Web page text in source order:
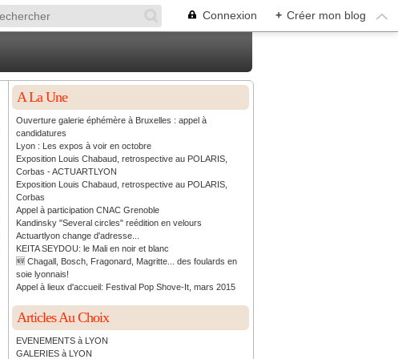
Connexion + Créer mon blog
A La Une
Ouverture galerie éphémère à Bruxelles : appel à
candidatures
Lyon : Les expos à voir en octobre
Exposition Louis Chabaud, retrospective au POLARIS,
Corbas - ACTUARTLYON
Exposition Louis Chabaud, retrospective au POLARIS,
Corbas
Appel à participation CNAC Grenoble
Kandinsky "Several circles" reédition en velours
Actuartlyon change d'adresse...
KEITA SEYDOU: le Mali en noir et blanc
🆕 Chagall, Bosch, Fragonard, Magritte... des foulards en
soie lyonnais!
Appel à lieux d'accueil: Festival Pop Shove-It, mars 2015
Articles Au Choix
EVENEMENTS à LYON
GALERIES à LYON